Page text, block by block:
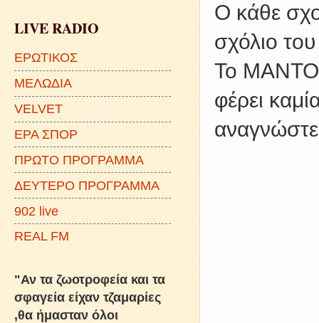
Ο κάθε
σχόλιο
Το
φέρει
LIVE RADIO
ΕΡΩΤΙΚΟΣ
ΜΕΛΩΔΙΑ
VELVET
ΕΡΑ ΣΠΟΡ
ΠΡΩΤΟ ΠΡΟΓΡΑΜΜΑ
ΔΕΥΤΕΡΟ ΠΡΟΓΡΑΜΜΑ
902 live
REAL FM
"Αν τα ζωοτροφεία και τα
σφαγεία είχαν τζαμαρίες
,θα ήμασταν όλοι